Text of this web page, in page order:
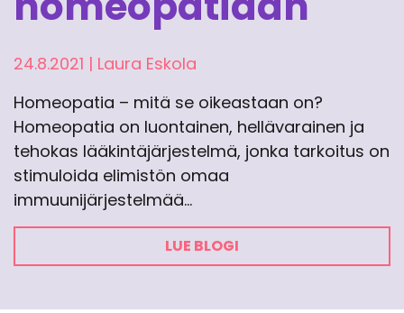
24.8.2021 | Laura Eskola
Homeopatia – mitä se oikeastaan on?
Homeopatia on luontainen, hellävarainen ja
tehokas lääkintäjärjestelmä, jonka tarkoitus on
stimuloida elimistön omaa
immuunijärjestelmää…
LUE BLOGI